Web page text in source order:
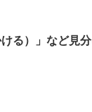
る）」など見